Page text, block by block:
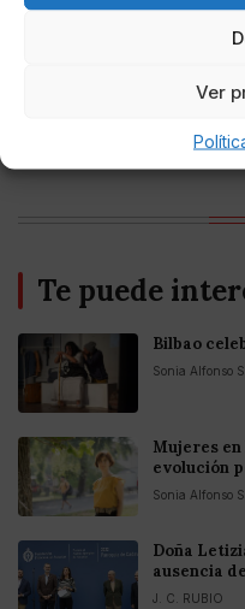
Ver
Mejores
Entretenimiento
Europea
Te puede
Bilbao
Sonia Alfonso
Mujeres
evolución
Sonia Alfonso
Doña
ausencia
J. C. RUBIO